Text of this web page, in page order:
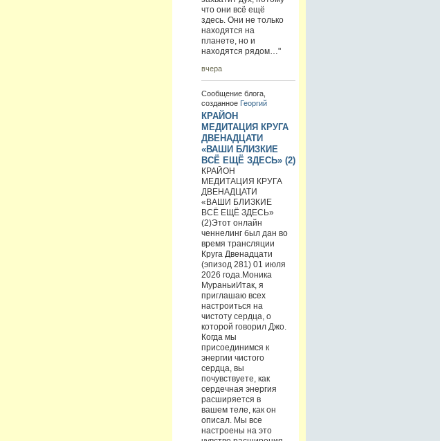
что они всё ещё
здесь. Они не только
находятся на
планете, но и
находятся рядом…"
вчера
Сообщение блога,
созданное Георгий
КРАЙОН
МЕДИТАЦИЯ КРУГА
ДВЕНАДЦАТИ
«ВАШИ БЛИЗКИЕ
ВСЁ ЕЩЁ ЗДЕСЬ» (2)
КРАЙОН
МЕДИТАЦИЯ КРУГА
ДВЕНАДЦАТИ
«ВАШИ БЛИЗКИЕ
ВСЁ ЕЩЁ ЗДЕСЬ»
(2)Этот онлайн
ченнелинг был дан во
время трансляции
Круга Двенадцати
(эпизод 281) 01 июля
2026 года.Моника
МураньиИтак, я
приглашаю всех
настроиться на
чистоту сердца, о
которой говорил Джо.
Когда мы
присоединимся к
энергии чистого
сердца, вы
почувствуете, как
сердечная энергия
расширяется в
вашем теле, как он
описал. Мы все
настроены на это